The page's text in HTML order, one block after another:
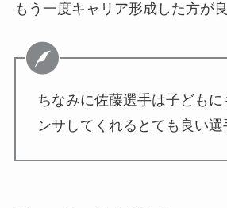
もう一度キャリア形成した方が
ちなみに佐藤選手は子どもに
ンサしてくれるとても良い選